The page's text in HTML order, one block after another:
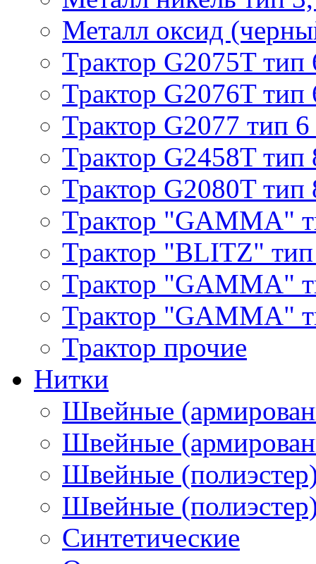
Металл оксид
Трактор G2075T тип
Трактор G2076T тип
Трактор G2077 тип 6
Трактор G2458T тип
Трактор G2080T тип
Трактор "GAMMA"
Трактор "BLITZ"
Трактор "GAMMA"
Трактор "GAMMA"
Трактор прочие
Нитки
Швейные
Швейные
Швейные
Швейные
Синтетические